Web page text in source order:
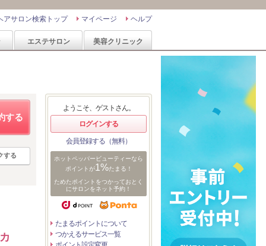
ヘルプ
マイページ
アサロン検索トップ
エステサロン 美容クリニック
する
する
ようこそ、ゲストさん。
ログインする
会員登録する（無料）
ホットペッパービューティーなら
ポイントが1%たまる！
ためたポイントをつかっておとく
にサロンをネット予約！
たまるポイントについて
つかえるサービス一覧